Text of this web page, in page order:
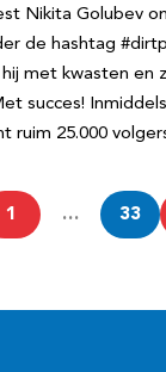
Nikita Golubev
de hashtag
met kwasten en
succes!
ruim 25.000
1 … 33